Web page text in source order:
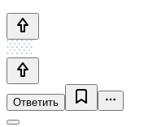
Ответить